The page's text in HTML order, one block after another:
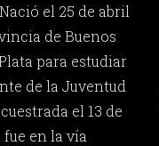
el 25 de abril
de Buenos
para estudiar
de la Juventud
el 13 de
fue en la vía